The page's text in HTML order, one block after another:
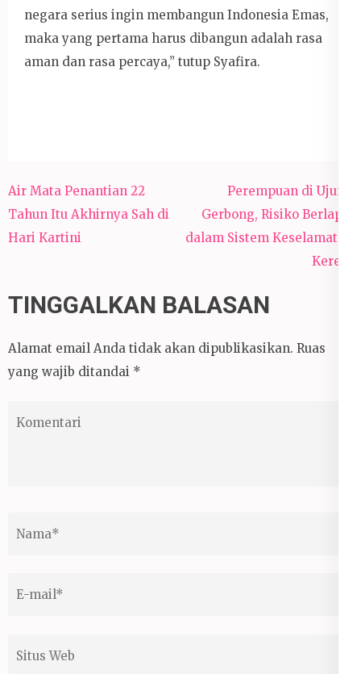
negara serius ingin membangun Indonesia Emas,
maka yang pertama harus dibangun adalah rasa
aman dan rasa percaya,” tutup Syafira.
Navigasi
pos
Air Mata Penantian 22
Tahun Itu Akhirnya Sah di
Hari Kartini
Perempuan di Ujung
Gerbong, Risiko Berlapis
dalam Sistem Keselamatan
Kereta
TINGGALKAN BALASAN
Alamat email Anda tidak akan dipublikasikan. Ruas
yang wajib ditandai *